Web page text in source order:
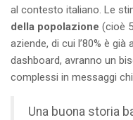
al contesto italiano. Le
della popolazione (cioè
aziende, di cui l’80% è
dashboard, avranno un
complessi in messaggi
Una buona storia